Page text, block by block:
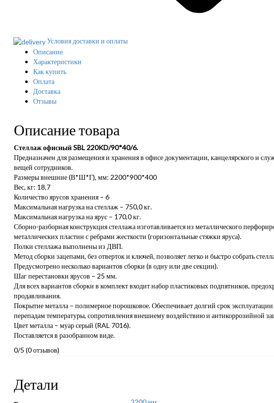
Условия доставки и оплаты
Описание
Характеристики
Как купить
Оплата
Доставка
Отзывы
Описание товара
Стеллаж офисный SBL 220KD/90*40/6.
Предназначен для размещения и хранения в офисе документации, канцелярского и
вещей сотрудников.
Размеры внешние (В*Ш*Г), мм: 2200*900*400
Вес, кг: 18,7
Количество ярусов хранения – 6
Максимальная нагрузка на стеллаж – 750,0 кг.
Максимальная нагрузка на ярус – 170,0 кг.
Сборно-разборная конструкция стеллажа изготавливается из металлического
металлических пластин с ребрами жесткости (горизонтальные стяжки яруса).
Полки стеллажа выполнены из ДВП.
Метод сборки зацепами, без отверток и ключей, позволяет легко и быстро собрать
Предусмотрено несколько вариантов сборки (в одну или две секции).
Шаг перестановки ярусов – 25 мм.
Для всех вариантов сборки в комплект входит набор пластиковых подпятников,
продавливания.
Покрытие металла – полимерное порошковое. Обеспечивает долгий срок эксплуатации
перепадам температуры, сопротивления внешнему воздействию и антикоррозийной
Цвет металла – муар серый (RAL 7016).
Поставляется в разобранном виде.
0/5 (0 отзывов)
Детали